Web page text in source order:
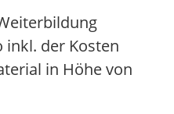
inkl. der Kosten
in Höhe von